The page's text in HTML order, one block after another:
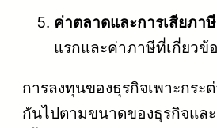
ค่าตลาดและการเสียภาษี
แรกและค่าภาษีที่เกี่ยวข้
การลงทุนของธุรกิจเพาะกระ
กันไปตามขนาดของธุรกิจและ